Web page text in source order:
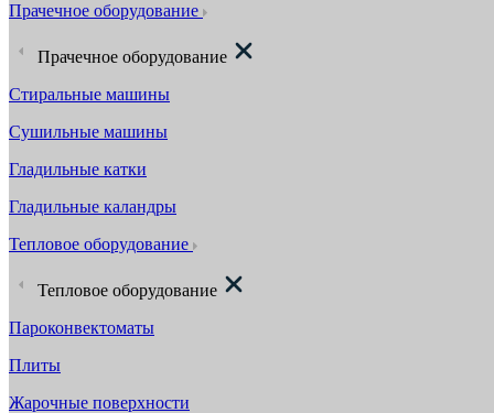
Прачечное оборудование
Прачечное оборудование
Стиральные машины
Сушильные машины
Гладильные катки
Гладильные каландры
Тепловое оборудование
Тепловое оборудование
Пароконвектоматы
Плиты
Жарочные поверхности